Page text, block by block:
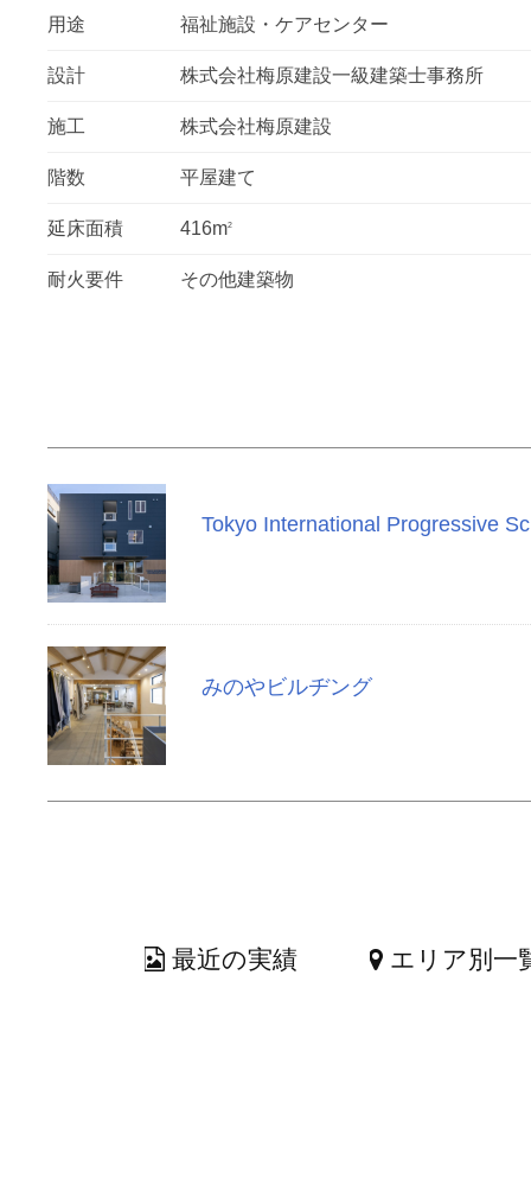
用途 福祉施設・ケアセンター
設計 株式会社梅原建設一級建築士事務所
施工 株式会社梅原建設
階数 平屋建て
延床面積 416m2
耐火要件 その他建築物
Tokyo International Progressive
みのやビルヂング
最近の実績 エリア別一